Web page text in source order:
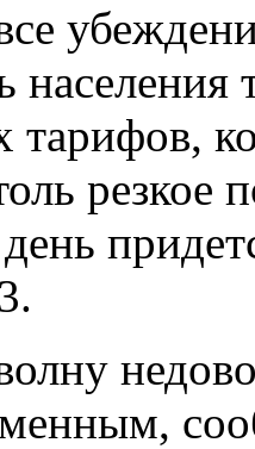
населения
тарифов,